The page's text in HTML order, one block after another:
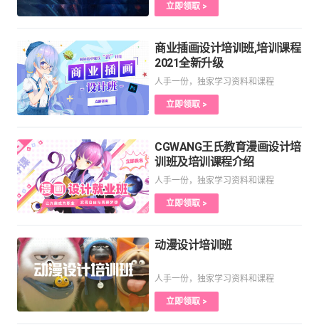
立即领取 >
商业插画设计培训班,培训课程
2021全新升级
人手一份，独家学习资料和课程
立即领取 >
CGWANG王氏教育漫画设计培
训班及培训课程介绍
人手一份，独家学习资料和课程
立即领取 >
动漫设计培训班
人手一份，独家学习资料和课程
立即领取 >